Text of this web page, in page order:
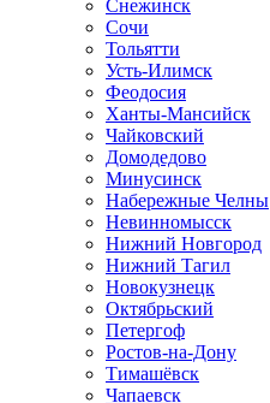
Снежинск
Сочи
Тольятти
Усть-Илимск
Феодосия
Ханты-Мансийск
Чайковский
Домодедово
Минусинск
Набережные Челны
Невинномысск
Нижний Новгород
Нижний Тагил
Новокузнецк
Октябрьский
Петергоф
Ростов-на-Дону
Тимашёвск
Чапаевск